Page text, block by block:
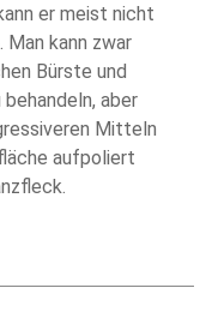
er meist nicht
kann zwar
Bürste und
aber
Mitteln
aufpoliert